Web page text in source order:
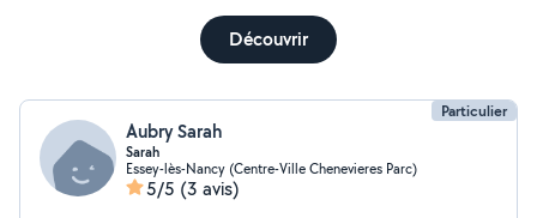
Découvrir
Particulier
Aubry Sarah
Sarah
Essey-lès-Nancy (Centre-Ville Chenevieres Parc)
5/5 (3 avis)